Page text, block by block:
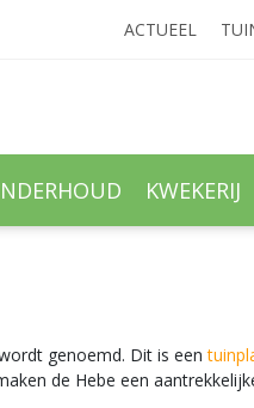
ACTUEEL
KWEKERIJ
genoemd. Dit is een
de Hebe een